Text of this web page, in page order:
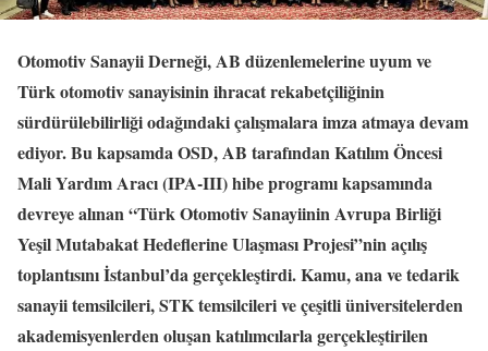
Otomotiv Sanayii Derneği, AB düzenlemelerine uyum ve
Türk otomotiv sanayisinin ihracat rekabetçiliğinin
sürdürülebilirliği odağındaki çalışmalara imza atmaya devam
ediyor. Bu kapsamda OSD, AB tarafından Katılım Öncesi
Mali Yardım Aracı (IPA-III) hibe programı kapsamında
devreye alınan “Türk Otomotiv Sanayiinin Avrupa Birliği
Yeşil Mutabakat Hedeflerine Ulaşması Projesi”nin açılış
toplantısını İstanbul’da gerçekleştirdi. Kamu, ana ve tedarik
sanayii temsilcileri, STK temsilcileri ve çeşitli üniversitelerden
akademisyenlerden oluşan katılımcılarla gerçekleştirilen